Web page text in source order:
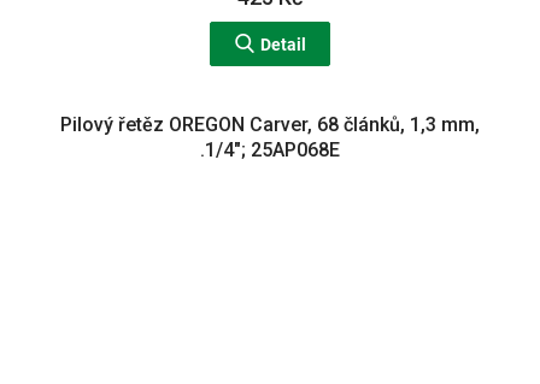
Detail
Pilový řetěz OREGON Carver, 68 článků, 1,3 mm,
.1/4"; 25AP068E